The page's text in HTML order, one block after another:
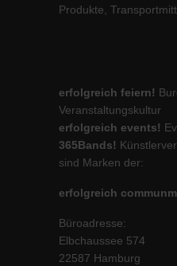
Produkte,
erfolgreich feiern!
Veranstaltungskultur
erfolgreich events!
365Bands!
sind Marken der:
erfolgreich
Büroadresse:
Elbchaussee 574
22587 Hamburg